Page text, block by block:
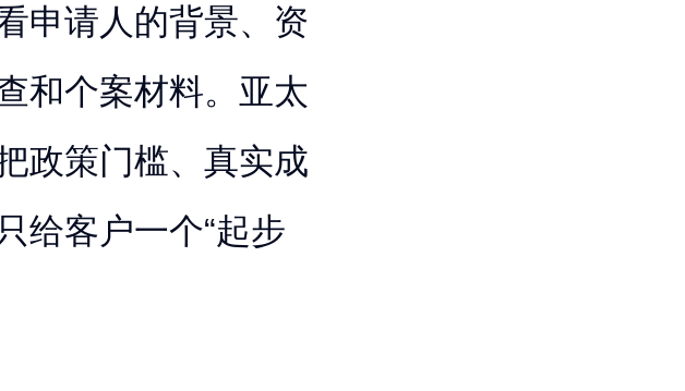
申请人的背景、资
和个案材料。亚太
政策门槛、真实成
给客户一个“起步